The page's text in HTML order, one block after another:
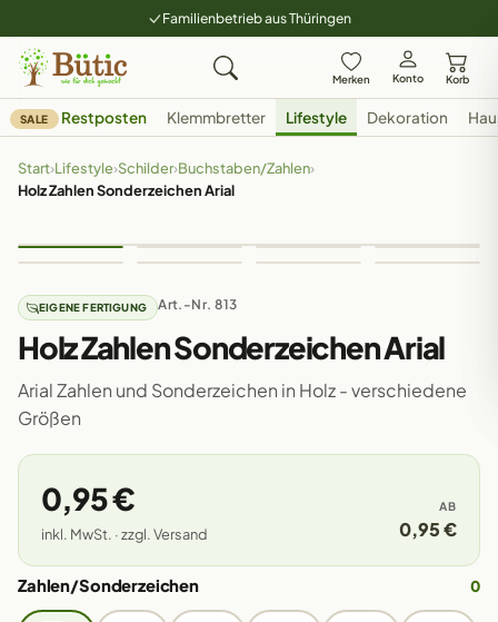
Familienbetrieb aus Thüringen
Merken Konto Korb
SALE Restposten Klemmbretter Lifestyle Dekoration
Start›Lifestyle›Schilder›Buchstaben/Zahlen›
Holz Zahlen Sonderzeichen Arial
EIGENE FERTIGUNG Art.-Nr. 813
Holz Zahlen Sonderzeichen Arial
Arial Zahlen und Sonderzeichen in Holz - verschiedene
Größen
0,95 €
inkl. MwSt. · zzgl. Versand
AB
0,95 €
Zahlen/Sonderzeichen 0